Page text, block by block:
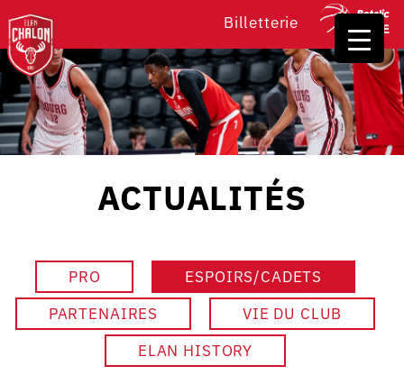
Billetterie
ACTUALITÉS
PRO
ESPOIRS/CADETS
PARTENAIRES
VIE DU CLUB
ELAN HISTORY